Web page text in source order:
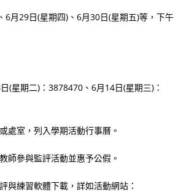
月29日(星期四)、6月30日(星期五)等，下午
(星期二)：3878470、6月14日(星期三)：
處室，列入學期活動行事曆。
師參與監評活動並惠予公假。
與練習軟體下載，詳如活動網站：